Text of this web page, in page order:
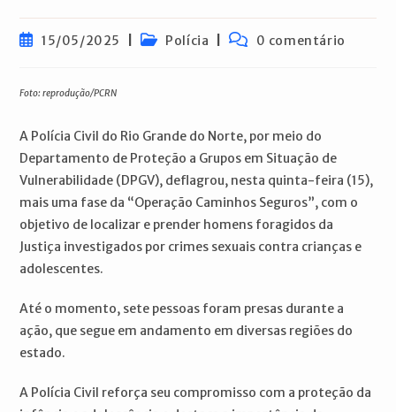
Post15/05/2025
Categoria
Polícia
Comentários
0 comentário
Foto: reprodução/PCRN
A Polícia Civil do Rio Grande do Norte, por meio do
Departamento de Proteção a Grupos em Situação de
Vulnerabilidade (DPGV), deflagrou, nesta quinta-feira (15),
mais uma fase da “Operação Caminhos Seguros”, com o
objetivo de localizar e prender homens foragidos da
Justiça investigados por crimes sexuais contra crianças e
adolescentes.
Até o momento, sete pessoas foram presas durante a
ação, que segue em andamento em diversas regiões do
estado.
A Polícia Civil reforça seu compromisso com a proteção da